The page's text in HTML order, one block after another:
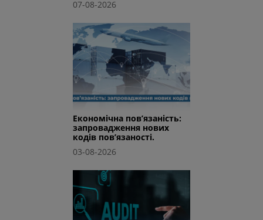
07-08-2026
Економічна пов’язаність:
запровадження нових
кодів пов’язаності.
03-08-2026